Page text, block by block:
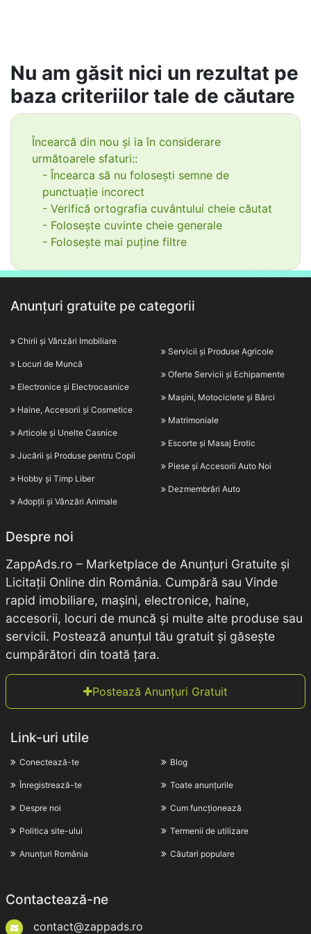
Nu am găsit nici un rezultat pe
baza criteriilor tale de căutare
Încearcă din nou și ia în considerare
următoarele sfaturi::
- Încearca să nu folosești semne de
punctuație incorect
- Verifică ortografia cuvântului cheie căutat
- Folosește cuvinte cheie generale
- Folosește mai puține filtre
Anunțuri gratuite pe categorii
Chirii și Vânzări Imobiliare
Locuri de Muncă
Electronice și Electrocasnice
Haine, Accesorii și Cosmetice
Articole și Unelte Casnice
Jucării și Produse pentru Copii
Hobby și Timp Liber
Adopții și Vânzări Animale
Servicii și Produse Agricole
Oferte Servicii și Echipamente
Mașini, Motociclete și Bărci
Matrimoniale
Escorte și Masaj Erotic
Piese și Accesorii Auto Noi
Dezmembrări Auto
Despre noi
ZappAds.ro – Marketplace de Anunțuri Gratuite și
Licitații Online din România. Cumpără sau Vinde
rapid imobiliare, mașini, electronice, haine,
accesorii, locuri de muncă și multe alte produse sau
servicii. Postează anunțul tău gratuit și găsește
cumpărători din toată țara.
Postează Anunțuri Gratuit
Link-uri utile
Conectează-te
Înregistrează-te
Despre noi
Politica site-ului
Anunțuri România
Blog
Toate anunțurile
Cum funcționează
Termenii de utilizare
Căutari populare
Contactează-ne
contact@zappads.ro